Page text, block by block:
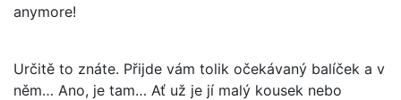
anymore!
Určitě to znáte. Přijde vám tolik očekávaný balíček a v
něm… Ano, je tam… Ať už je jí malý kousek nebo